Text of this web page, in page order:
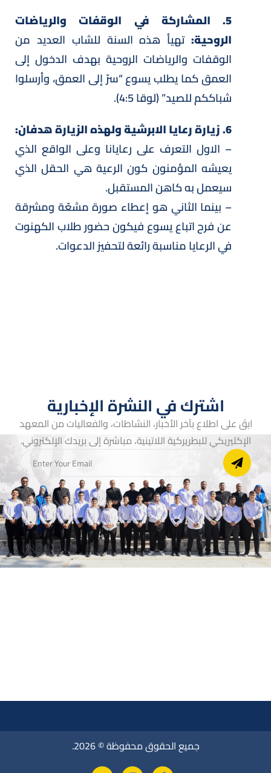
5. المشاركة في الوقفات والرياضات
الروحية: تهيأ هذه السنة للشاب العديد من
الوقفات والرياضات الروحية بهدف الدخول إلى
العمق كما يطلب يسوع “سرّ إلى العمق، وأرسلوا
شباككم للصيد” (لوقا 4:5).
6. زيارة رعايا الابرشية ولهذه الزيارة هدفان:
– الاول التعرف على رعايانا وعلى الواقع الذي
يعيشه المؤمنون كون الرعية هي الحقل الذي
سيعمل به كاهن المستقبل.
– بينما الثاني هو إعطاء صورة مشعّة ومشرقة
عن فرح اتباع يسوع فيكون حضور طلاب الكهنوت
في الرعايا مناسبة رائعة لتحفيز الدعوات.
اشترك في النشرة الإخبارية
ابقَ على اطلاع بآخر الأخبار، النشاطات، والفعاليات من المعهد
الإكليريكي للبطريركية اللاتينية، مباشرة إلى بريدك الإلكتروني.
جميع الحقوق محفوظة © 2026.